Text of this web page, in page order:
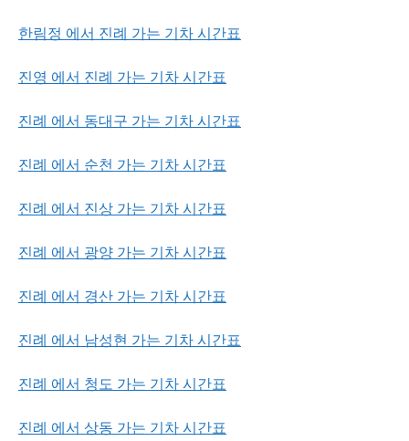
한림정 에서 진례 가는 기차 시간표
진영 에서 진례 가는 기차 시간표
진례 에서 동대구 가는 기차 시간표
진례 에서 순천 가는 기차 시간표
진례 에서 진상 가는 기차 시간표
진례 에서 광양 가는 기차 시간표
진례 에서 경산 가는 기차 시간표
진례 에서 남성현 가는 기차 시간표
진례 에서 청도 가는 기차 시간표
진례 에서 상동 가는 기차 시간표